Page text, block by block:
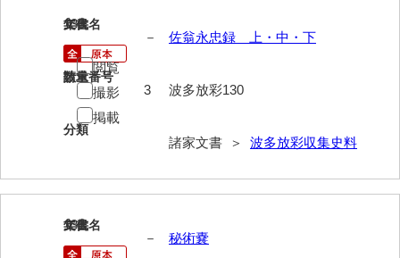
梶山家文書
鍛冶利吉文書
片岡トミ子自作農地木札
堅田家文書（一般郷土伝来）
堅田家文書（山口市）
堅田家文書（山口市２）
片山家文書（阿東町）
130
文書名
佐翁永忠録 上・中・下
請求番号
波多放彩130
分類
諸家文書 ＞ 波多放彩収集史料
年代
－
数量
3
閲覧
撮影
掲載
131
文書名
秘術嚢
年代
－